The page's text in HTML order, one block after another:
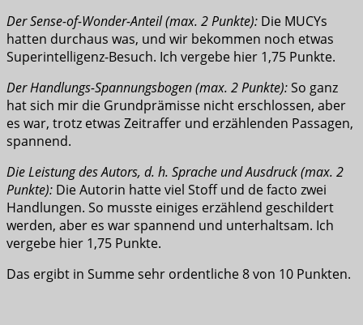
Der Sense-of-Wonder-Anteil (max. 2 Punkte): Die MUCYs
hatten durchaus was, und wir bekommen noch etwas
Superintelligenz-Besuch. Ich vergebe hier 1,75 Punkte.
Der Handlungs-Spannungsbogen (max. 2 Punkte):So ganz
hat sich mir die Grundprämisse nicht erschlossen, aber
es war, trotz etwas Zeitraffer und erzählenden Passagen,
spannend.
Die Leistung des Autors, d. h. Sprache und Ausdruck (max. 2
Punkte): Die Autorin hatte viel Stoff und de facto zwei
Handlungen. So musste einiges erzählend geschildert
werden, aber es war spannend und unterhaltsam. Ich
vergebe hier 1,75 Punkte.
Das ergibt in Summe sehr ordentliche 8 von 10 Punkten.